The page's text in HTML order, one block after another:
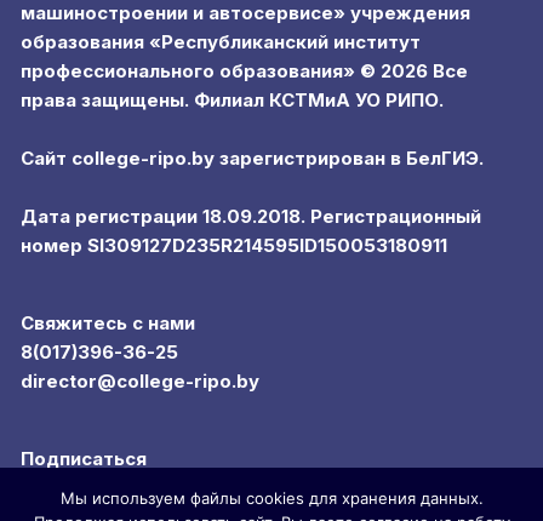
машиностроении и автосервисе» учреждения
образования «Республиканский институт
профессионального образования» © 2026 Все
права защищены. Филиал КСТМиА УО РИПО.
Сайт college-ripo.by зарегистрирован в БелГИЭ.
Дата регистрации 18.09.2018. Регистрационный
номер SI309127D235R214595ID150053180911
Свяжитесь с нами
8(017)396-36-25
director@college-ripo.by
Подписаться
Мы используем файлы cookies для хранения данных.